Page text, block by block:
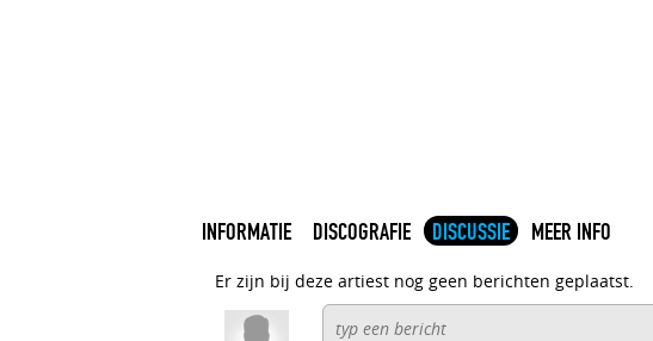
INFORMATIE DISCOGRAFIE DISCUSSIE MEER INFO
Er zijn bij deze artiest nog geen berichten geplaatst.